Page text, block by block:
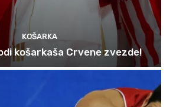
KOŠARKA
košarkaša Crvene zvezde!